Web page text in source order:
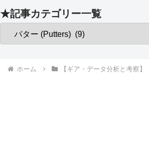
★記事カテゴリー一覧
ホーム 【ギア・データ分析と考察】